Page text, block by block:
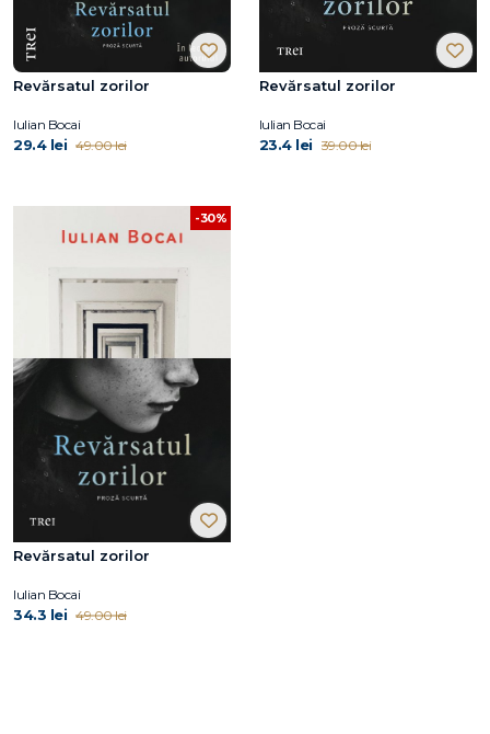
Revărsatul zorilor
Iulian Bocai
29.4 lei 49.00 lei
Revărsatul zorilor
Iulian Bocai
23.4 lei 39.00 lei
-30%
Revărsatul zorilor
Iulian Bocai
34.3 lei 49.00 lei